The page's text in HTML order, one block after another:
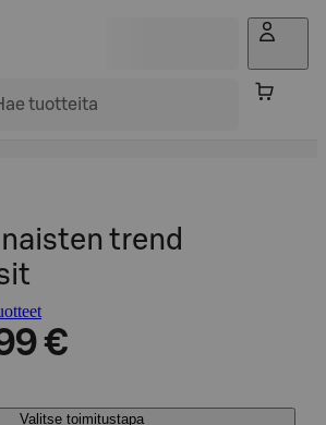
trend
€
Valitse toimitustapa